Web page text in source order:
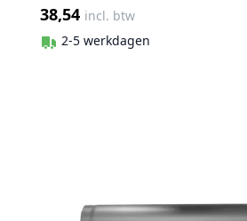
38,54 incl. btw
2-5 werkdagen